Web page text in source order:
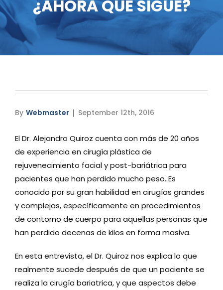
Meet our Doctors
Gallery
Patient Resources
Blog
Contact
Pricing
¿AHORA QUÉ SIGUE?
By Webmaster September 12th, 2016
El Dr. Alejandro Quiroz cuenta con más de 20 años
de experiencia en cirugía plástica de
rejuvenecimiento facial y post-bariátrica para
pacientes que han perdido mucho peso. Es
conocido por su gran habilidad en cirugías grandes
y complejas, específicamente en procedimientos
de contorno de cuerpo para aquellas personas que
han perdido decenas de kilos en forma masiva.
En esta entrevista, el Dr. Quiroz nos explica lo que
realmente sucede después de que un paciente se
realiza la cirugía bariatrica, y que aspectos debe